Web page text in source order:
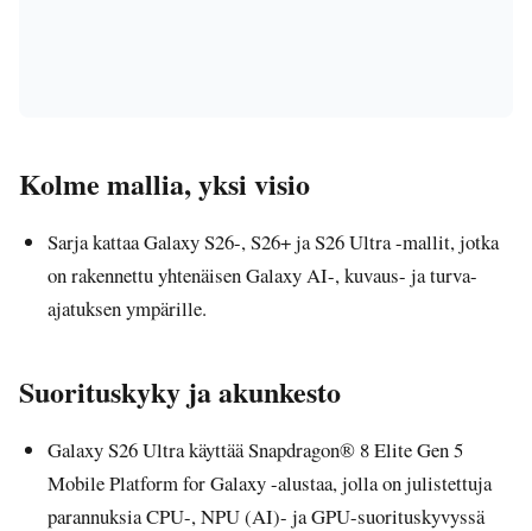
Kolme mallia, yksi visio
Sarja kattaa Galaxy S26-, S26+ ja S26 Ultra -mallit, jotka
on rakennettu yhtenäisen Galaxy AI-, kuvaus- ja turva-
ajatuksen ympärille.
Suorituskyky ja akunkesto
Galaxy S26 Ultra käyttää Snapdragon® 8 Elite Gen 5
Mobile Platform for Galaxy -alustaa, jolla on julistettuja
parannuksia CPU-, NPU (AI)- ja GPU-suorituskyvyssä